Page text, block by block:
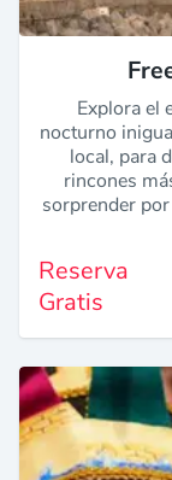
Explora el
nocturno
local, para
rincones
sorprender
Reserva
Gratis